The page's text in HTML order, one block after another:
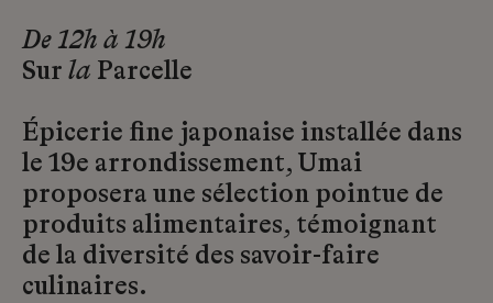
De 12h à 19h
Sur la Parcelle
Épicerie fine japonaise installée dans
le 19e arrondissement, Umai
proposera une sélection pointue de
produits alimentaires, témoignant
de la diversité des savoir-faire
culinaires.